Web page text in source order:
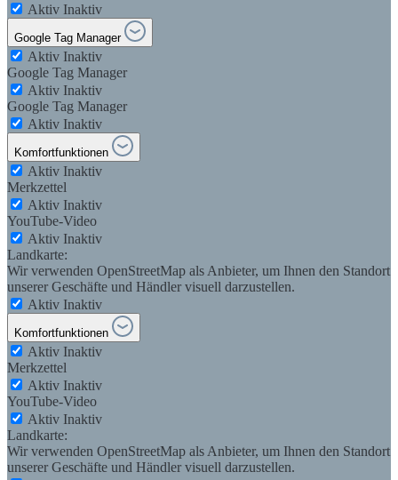
Aktiv Inaktiv
Google Tag Manager
Aktiv Inaktiv
Google Tag Manager
Aktiv Inaktiv
Google Tag Manager
Aktiv Inaktiv
Komfortfunktionen
Aktiv Inaktiv
Merkzettel
Aktiv Inaktiv
YouTube-Video
Aktiv Inaktiv
Landkarte:
Wir verwenden OpenStreetMap als Anbieter, um Ihnen den Standort
unserer Geschäfte und Händler visuell darzustellen.
Aktiv Inaktiv
Komfortfunktionen
Aktiv Inaktiv
Merkzettel
Aktiv Inaktiv
YouTube-Video
Aktiv Inaktiv
Landkarte:
Wir verwenden OpenStreetMap als Anbieter, um Ihnen den Standort
unserer Geschäfte und Händler visuell darzustellen.